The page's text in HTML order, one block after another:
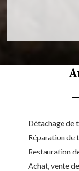
Détachage de
Réparation de
Restauration
Achat, vente